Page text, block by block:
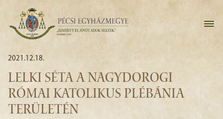
2021.12.18.
LELKI SÉTA A NAGYDOROGI
RÓMAI KATOLIKUS PLÉBÁNIA
TERÜLETÉN